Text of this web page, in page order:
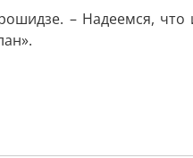
– Надеемся,